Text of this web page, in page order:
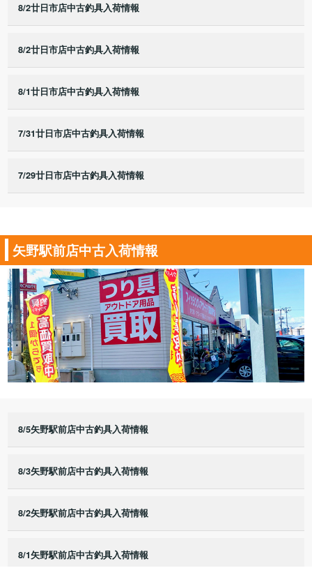
8/2廿日市店中古釣具入荷情報
8/2廿日市店中古釣具入荷情報
8/1廿日市店中古釣具入荷情報
7/31廿日市店中古釣具入荷情報
7/29廿日市店中古釣具入荷情報
矢野駅前店中古入荷情報
8/5矢野駅前店中古釣具入荷情報
8/3矢野駅前店中古釣具入荷情報
8/2矢野駅前店中古釣具入荷情報
8/1矢野駅前店中古釣具入荷情報